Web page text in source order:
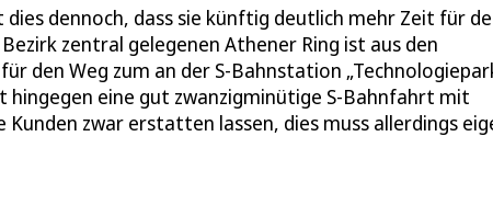
dennoch, dass sie künftig deutlich mehr Zeit für
zentral gelegenen Athener Ring ist aus den
den Weg zum an der S-Bahnstation
eine gut zwanzigminütige S-Bahnfahrt mit
zwar erstatten lassen, dies muss allerdings